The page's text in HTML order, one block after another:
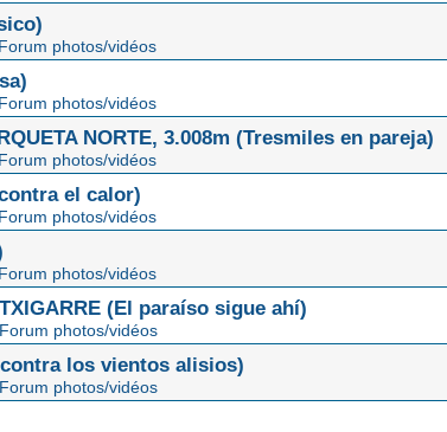
Forum photos/vidéos
Forum photos/vidéos
NORTE, 3.008m (Tresmiles en pareja)
Forum photos/vidéos
el calor)
Forum photos/vidéos
Forum photos/vidéos
(El paraíso sigue ahí)
Forum photos/vidéos
los vientos alisios)
Forum photos/vidéos